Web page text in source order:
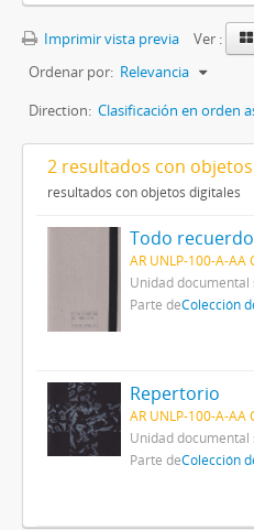
Imprimir vista previa
Ver :
Ordenar por: Relevancia
Direction: Clasificación en orden
2 resultados con
resultados con objetos digitales
Todo
AR UNLP-100-A-AA
Unidad documental
Parte deColección
Repertorio
AR UNLP-100-A-AA
Unidad documental
Parte deColección